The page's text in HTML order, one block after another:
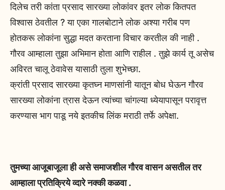
दिलेच तरी कांता प्रसाद सारख्या लोकांवर इतर लोक कितपत
विश्वास ठेवतील ? या एका गालबोटाने लोक अश्या गरीब पण
होतकरू लोकांना सुद्धा मदत करताना विचार करतील की नाही .
गौरव आम्हाला तुझा अभिमान होता आणि राहील . तुझे कार्य तू असेच
अविरत चालू ठेवावेस यासाठी तुला शुभेच्छा.
क्रांती प्रसाद सारख्या कृतघ्न माणसांनी यातून बोध घेऊन गौरव
सारख्या लोकांना त्रास देऊन त्यांच्या चांगल्या ध्येयापासून परावृत्त
करण्यास भाग पाडू नये इतकीच लिंक मराठी तर्फे अपेक्षा.
तुमच्या आजूबाजूला ही असे समाजशील गौरव वासन असतील तर
आम्हाला प्रतिक्रिये व्दारे नक्की कळवा .